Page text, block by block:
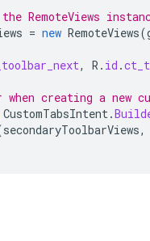
RemoteViews
= new RemoteViews(
, R . id .
creating a new
CustomTabsIntent .
secondaryToolbarViews,